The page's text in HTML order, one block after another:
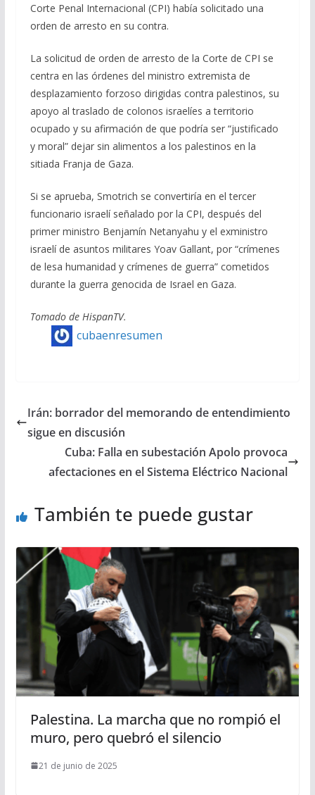
Corte Penal Internacional (CPI) había solicitado una
orden de arresto en su contra.
La solicitud de orden de arresto de la Corte de CPI se
centra en las órdenes del ministro extremista de
desplazamiento forzoso dirigidas contra palestinos, su
apoyo al traslado de colonos israelíes a territorio
ocupado y su afirmación de que podría ser “justificado
y moral” dejar sin alimentos a los palestinos en la
sitiada Franja de Gaza.
Si se aprueba, Smotrich se convertiría en el tercer
funcionario israelí señalado por la CPI, después del
primer ministro Benjamín Netanyahu y el exministro
israelí de asuntos militares Yoav Gallant, por “crímenes
de lesa humanidad y crímenes de guerra” cometidos
durante la guerra genocida de Israel en Gaza.
Tomado de HispanTV.
cubaenresumen
Irán: borrador del memorando de entendimiento
sigue en discusión
Cuba: Falla en subestación Apolo provoca
afectaciones en el Sistema Eléctrico Nacional
También te puede gustar
Palestina. La marcha que no rompió el
muro, pero quebró el silencio
21 de junio de 2025